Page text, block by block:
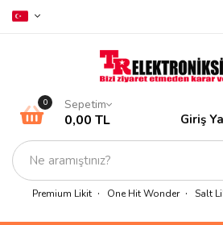
Premium Likit One Hit Wonder Salt
0 Sepetim
0,00 TL Giriş